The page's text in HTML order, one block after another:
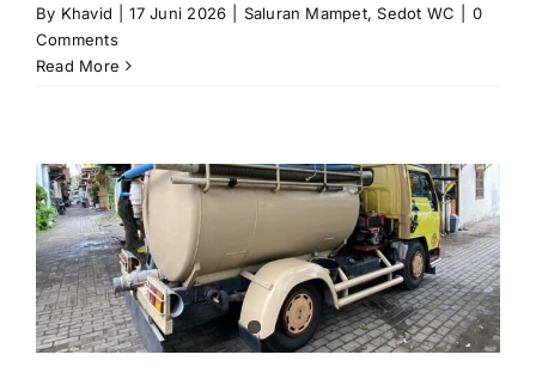
By Khavid 17 Juni 2026 Saluran Mampet,Sedot WC
0
Comments
Read More